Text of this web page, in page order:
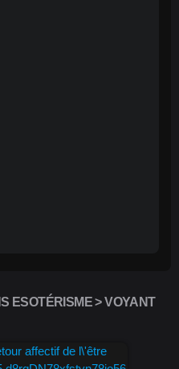
ESOTÉRISME > VOYANT